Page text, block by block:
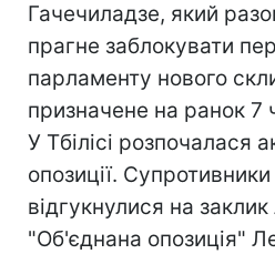
Гачечиладзе, який
прагне заблокувати
парламенту нового
призначене на ранок 7
У Тбілісі розпочалася
опозиції.
відгукнулися на
"Об'єднана опозиція"